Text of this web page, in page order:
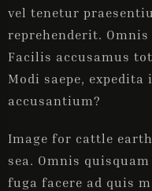
vel tenetur
reprehenderit.
Facilis accusamus
Modi saepe,
accusantium?
Image for cattle
sea. Omnis
fuga facere ad quis
Kijelentkezés